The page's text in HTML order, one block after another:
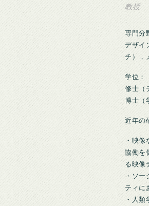
教授
専門分
デザイ
チ），
学位：
修士（
博士（
近年の
・映
協働を
る映像
・ソ
ティに
・人